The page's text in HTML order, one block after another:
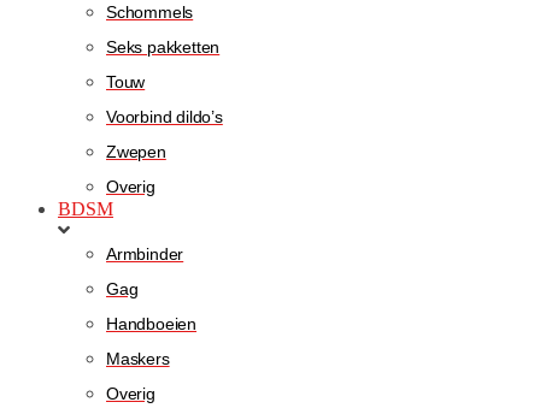
Schommels
Seks pakketten
Touw
Voorbind dildo’s
Zwepen
Overig
BDSM
Armbinder
Gag
Handboeien
Maskers
Overig